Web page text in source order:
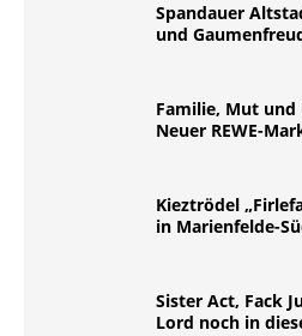
Spandauer
und
Familie, Mut
Neuer REWE-
Kieztrödel
in Marienfelde-
Sister Act, Fack
Lord noch in